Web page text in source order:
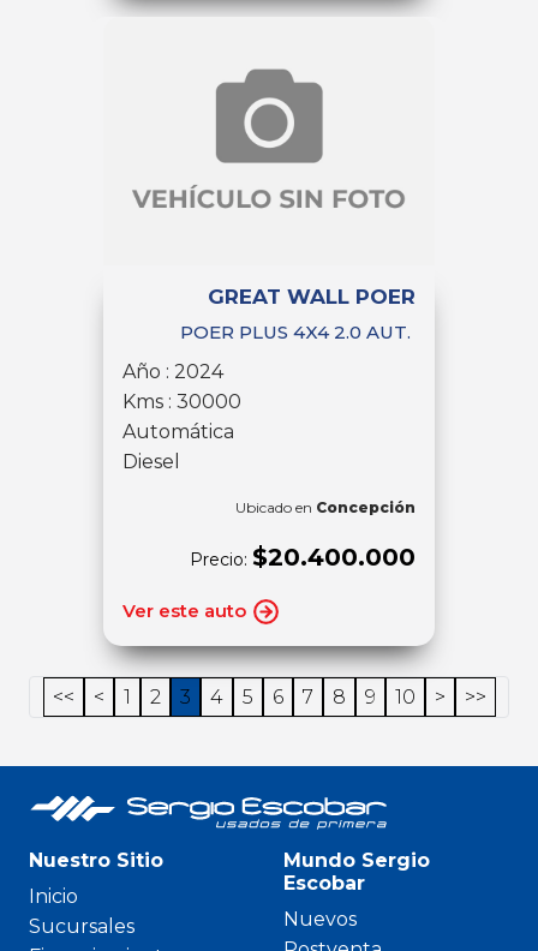
GREAT WALL POER
POER PLUS 4X4 2.0 AUT.
Año : 2024
Kms : 30000
Automática
Diesel
Ubicado en Concepción
Precio: $20.400.000
Ver este auto
<< < 1 2 3 4 5 6 7 8 9 10 > >>
Nuestro Sitio
Inicio
Sucursales
Mundo Sergio
Escobar
Nuevos